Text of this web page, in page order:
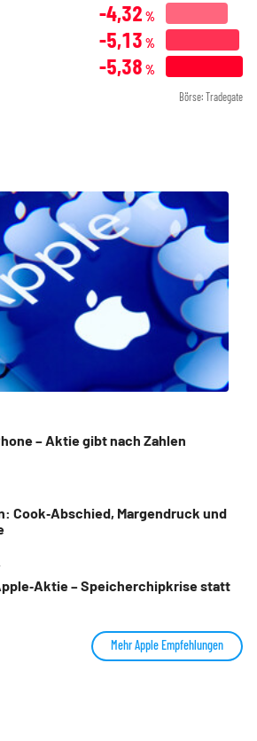
-4,32 %
-5,13 %
-5,38 %
Börse: Tradegate
– Aktie gibt nach Zahlen
Cook‑Abschied, Margendruck und
– Speicherchipkrise statt
Mehr Apple Empfehlungen